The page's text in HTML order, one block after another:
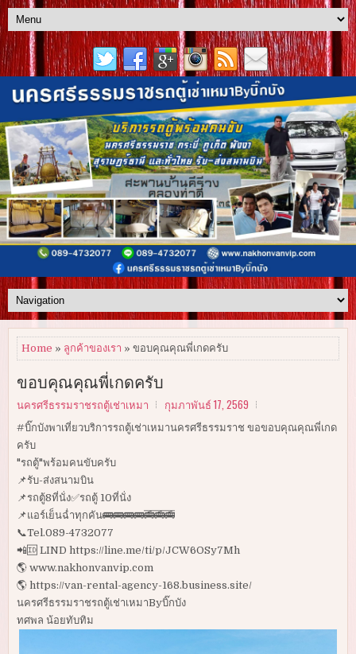
Home » ลูกค้าของเรา » ขอบคุณคุณพี่เกดครับ
ขอบคุณคุณพี่เกดครับ
นครศรีธรรมราชรถตู้เช่าเหมา กุมภาพันธ์ 17, 2569
#บิ๊กบังพาเที่ยวบริการรถตู้เช่าเหมานครศรีธรรมราช ขอขอบคุณคุณพี่เกด
ครับ
"รถตู้"พร้อมคนขับครับ
📌รับ-ส่งสนามบิน
📌รถตู้8ที่นั่ง✅รถตู้ 10ที่นั่ง
📌แอร์เย็นฉ่ำทุกคัน🚌🚌🚌🚌🚎🚎🚎
📞Tel.089-4732077
📲🆔 LIND https://line.me/ti/p/JCW6OSy7Mh
🌎 www.nakhonvanvip.com
🌎 https://van-rental-agency-168.business.site/
นครศรีธรรมราชรถตู้เช่าเหมาByบิ๊กบัง
ทศพล น้อยทับทิม